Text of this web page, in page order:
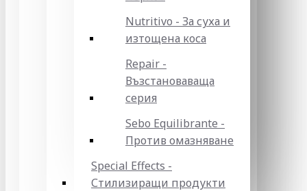
Nutritivo - За суха и
изтощена коса
Repair -
Възстановаваща
серия
Sebo Equilibrante -
Против омазняване
Special Effects -
Стилизиращи продукти